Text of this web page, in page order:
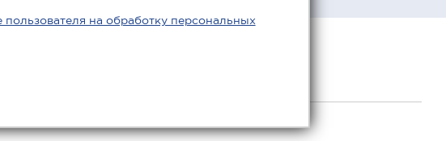
пользователя на обработку персональных